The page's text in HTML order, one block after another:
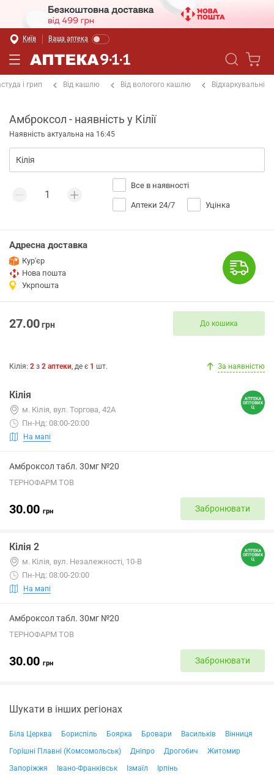
Київ Ваша аптека
і грип Від кашлю Від вологого кашлю Відхаркувальні
Амброксол - наявність у Кілії
Наявність актуальна на 16:45
Все в наявності
Аптеки 24/7 Уцінка
Адресна доставка
Кур'єр
Нова пошта
Укрпошта
27.00грн До кошика
Кілія: 2 з 2 аптеки, де є 1 шт. За наявністю
Кілія
м. Кілія, вул. Торгова, 42А
Пн-Нд: 08:00-20:00
На мапі
Амброксол табл. 30мг №20
ТЕРНОФАРМ ТОВ
30.00 грн Забронювати
Кілія 2
м. Кілія, вул. Незалежності, 10-В
Пн-Нд: 08:00-20:00
На мапі
Амброксол табл. 30мг №20
ТЕРНОФАРМ ТОВ
30.00 грн Забронювати
Шукати в інших регіонах
Біла Церква Бориспіль Боярка Бровари Васильків
Вінниця
Горішні Плавні (Комсомольськ)
Дніпро Дрогобич
Житомир
Запоріжжя
Івано-Франківськ Ізмаїл
Ірпінь